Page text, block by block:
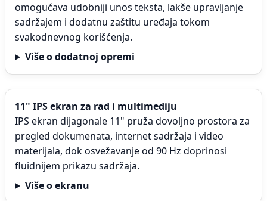
omogućava udobniji unos teksta, lakše upravljanje
sadržajem i dodatnu zaštitu uređaja tokom
svakodnevnog korišćenja.
Više o dodatnoj opremi
11" IPS ekran za rad i multimediju
IPS ekran dijagonale 11" pruža dovoljno prostora za
pregled dokumenata, internet sadržaja i video
materijala, dok osvežavanje od 90 Hz doprinosi
fluidnijem prikazu sadržaja.
Više o ekranu